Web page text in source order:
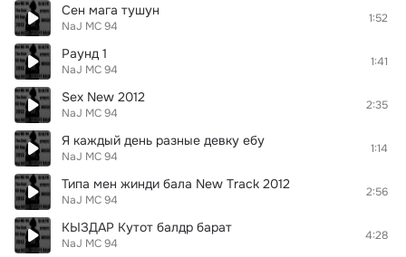
Сен мага тушун
NaJ MC 94
1:52
Раунд 1
NaJ MC 94
1:41
Sex New 2012
NaJ MC 94
2:35
Я каждый день разные девку ебу
NaJ MC 94
1:14
Типа мен жинди бала New Track 2012
NaJ MC 94
2:56
КЫЗДАР Кутот балдр барат
NaJ MC 94
4:28